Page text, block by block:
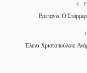
Βρετανία: Ο
Έλενα Χριστοπούλου: